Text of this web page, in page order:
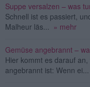
Suppe versalzen – was
Schnell ist es passiert,
Malheur läs...
» mehr
Gemüse angebrannt –
Hier kommt es darauf
angebrannt ist: Wenn ei...